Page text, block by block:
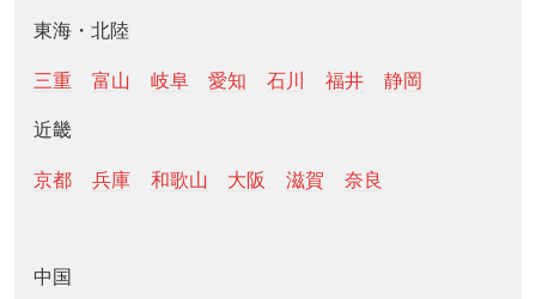
東海・北陸
三重 富山 岐阜 愛知 石川 福井 静岡
近畿
京都 兵庫 和歌山 大阪 滋賀 奈良
中国